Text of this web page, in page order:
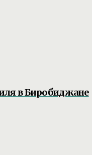
в Биробиджане